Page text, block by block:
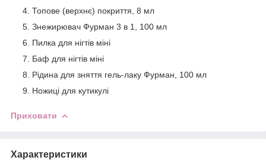
Топове (верхнє) покриття, 8 мл
Знежирювач Фурман 3 в 1, 100 мл
Пилка для нігтів міні
Баф для нігтів міні
Рідина для зняття гель-лаку Фурман, 100 мл
Ножиці для кутикулі
Приховати
Характеристики